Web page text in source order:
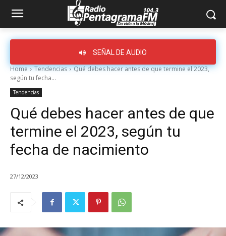
SEÑAL DE AUDIO
Home Tendencias
Qué debes hacer antes de que termine el 2023,
según tu fecha...
Tendencias
Qué debes hacer antes de que
termine el 2023, según tu
fecha de nacimiento
27/12/2023